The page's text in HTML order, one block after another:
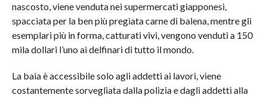
nascosto, viene venduta nei supermercati giapponesi,
spacciata per la ben più pregiata carne di balena, mentre gli
esemplari più in forma, catturati vivi, vengono venduti a 150
mila dollari l’uno ai delfinari di tutto il mondo.
La baia è accessibile solo agli addetti ai lavori, viene
costantemente sorvegliata dalla polizia e dagli addetti alla